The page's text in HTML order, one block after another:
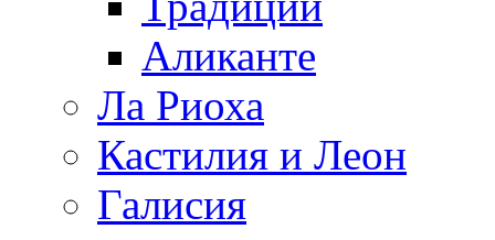
Аликанте
Ла Риоха
Кастилия и Леон
Галисия